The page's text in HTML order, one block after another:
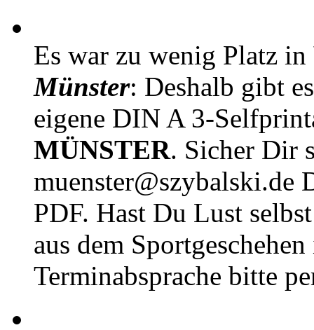
Es war zu wenig Platz in
Münster: Deshalb gibt
eigene DIN A 3-
MÜNSTER. Sicher Dir
muenster@szybalski.de
PDF. Hast Du Lust
aus dem
Terminabsprache bitte